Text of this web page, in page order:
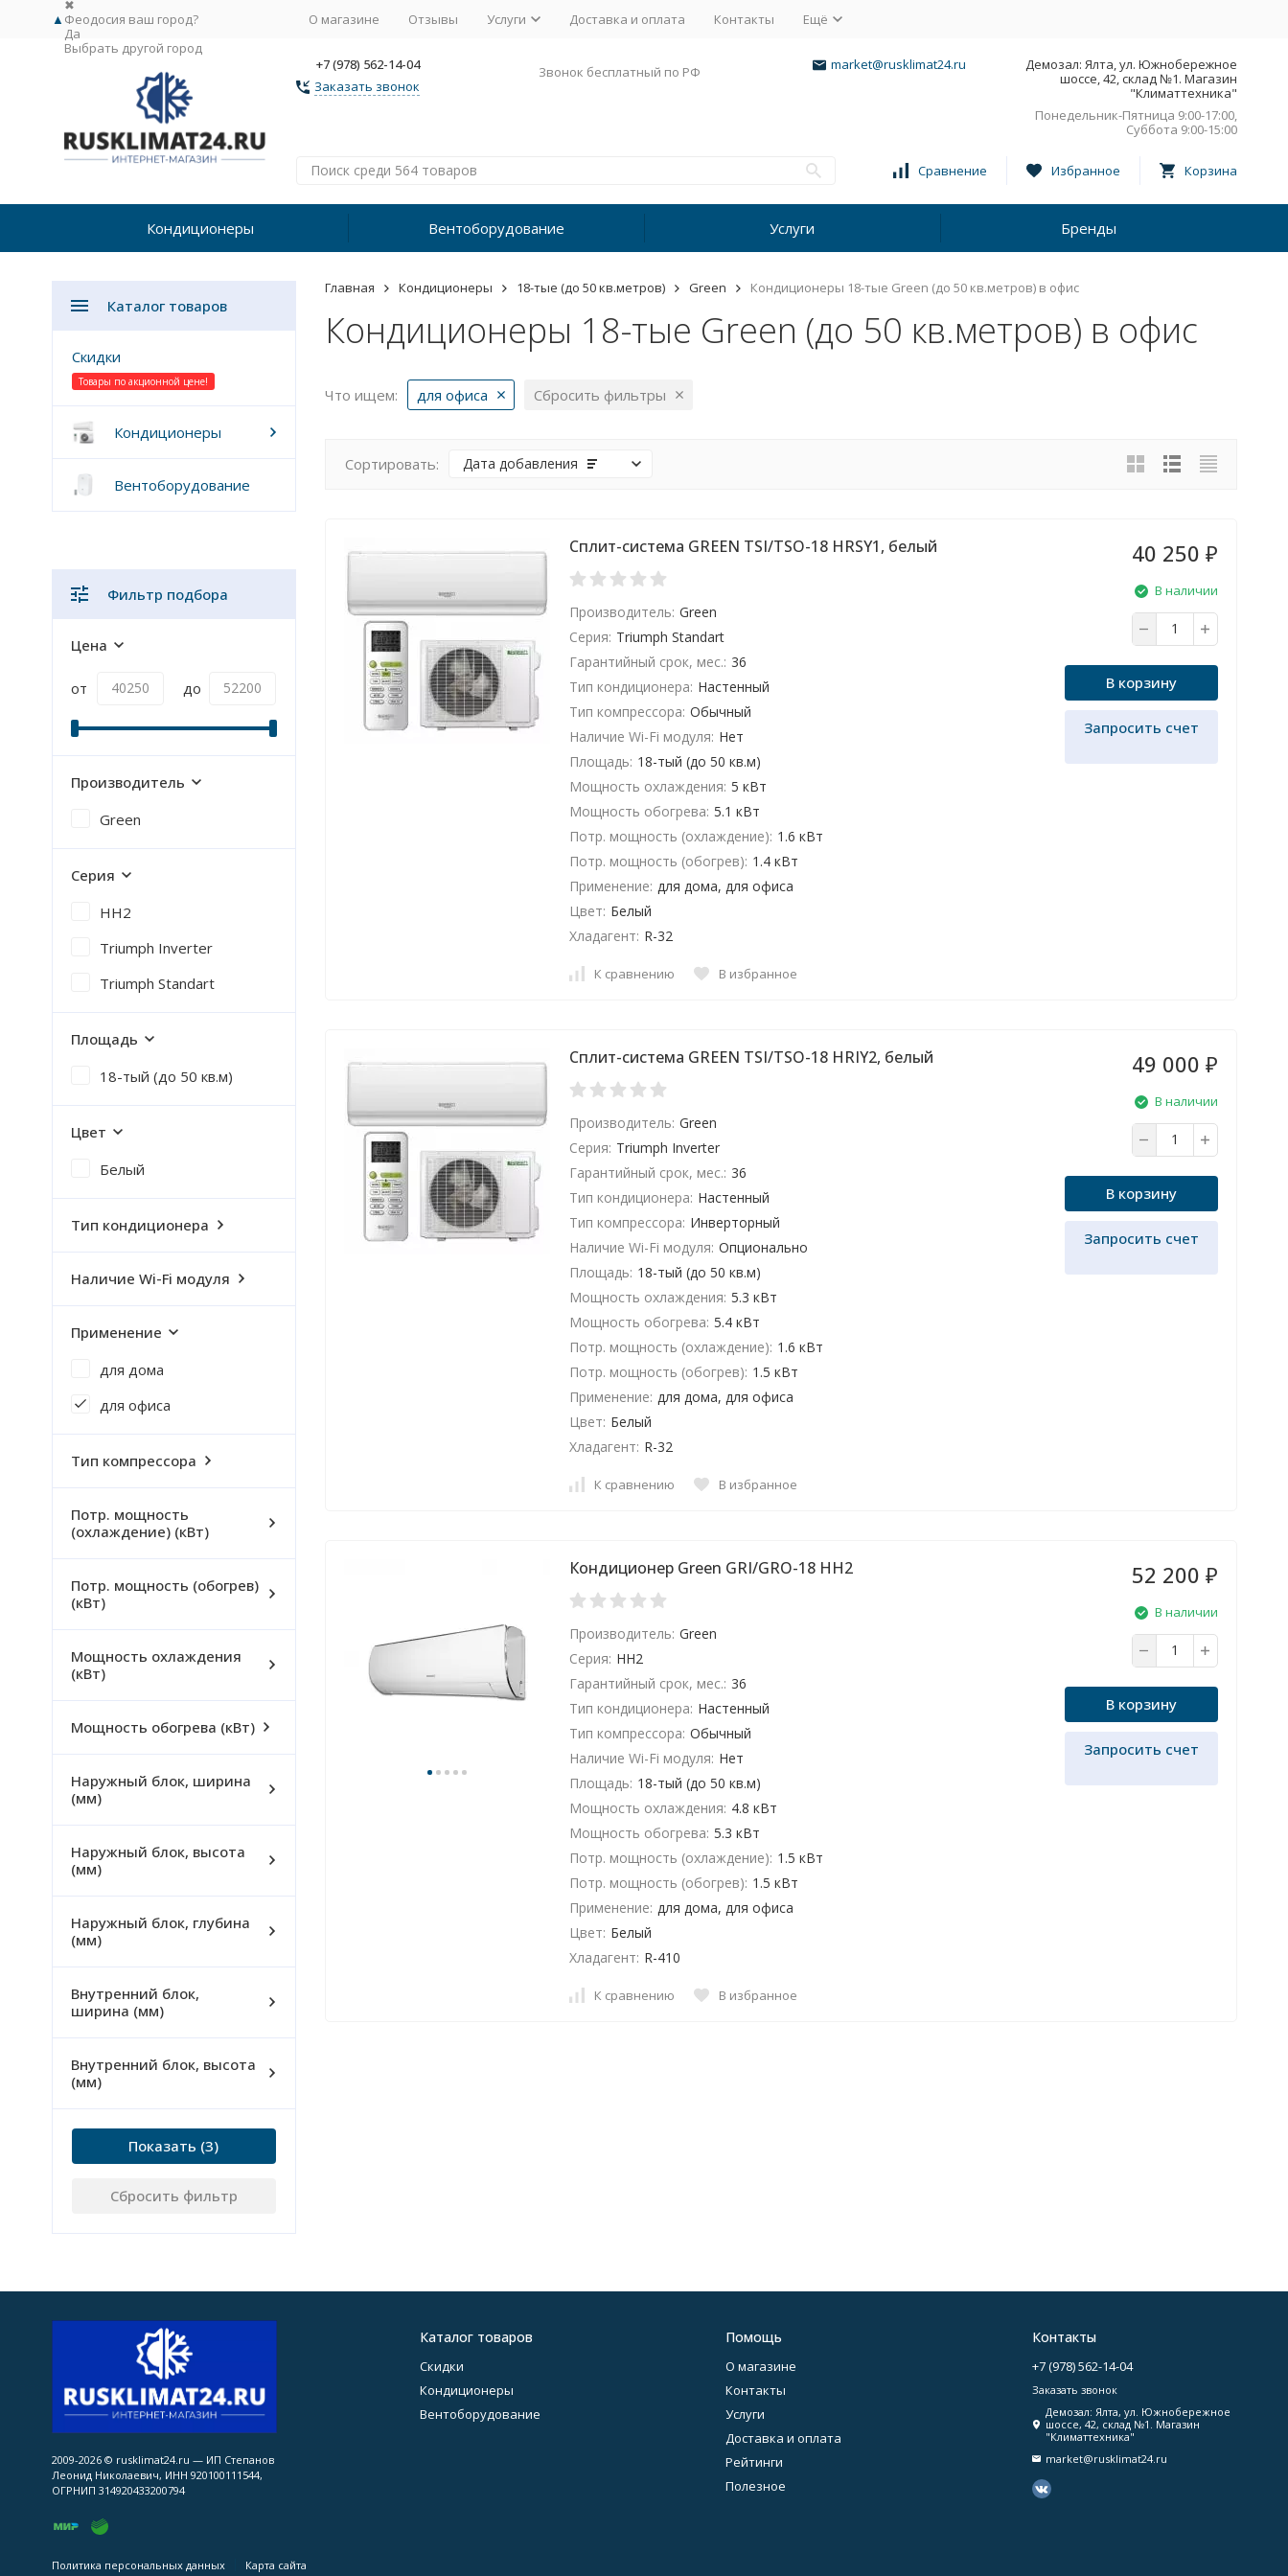
▲
✖
Феодосия ваш город?
Да
Выбрать другой город
О магазине Отзывы Услуги Доставка и оплата Контакты Ещё
+7 (978) 562-14-04
Заказать звонок
Звонок бесплатный по РФ market@rusklimat24.ru
Демозал: Ялта, ул. Южнобережное
шоссе, 42, склад №1. Магазин
"Климаттехника"
Понедельник-Пятница 9:00-17:00,
Суббота 9:00-15:00
Сравнение Избранное Корзина
Кондиционеры Вентоборудование Услуги Бренды
Главная Кондиционеры 18-тые (до 50 кв.метров) Green Кондиционеры 18-тые Green (до 50 кв.метров) в офис
Кондиционеры 18-тые Green (до 50 кв.метров) в офис
Что ищем: для офиса Сбросить фильтры
Сортировать: Дата добавления
Сплит-система GREEN TSI/TSO-18 HRSY1, белый
Производитель: Green
Серия: Triumph Standart
Гарантийный срок, мес.: 36
Тип кондиционера: Настенный
Тип компрессора: Обычный
Наличие Wi-Fi модуля: Нет
Площадь: 18-тый (до 50 кв.м)
Мощность охлаждения: 5 кВт
Мощность обогрева: 5.1 кВт
Потр. мощность (охлаждение): 1.6 кВт
Потр. мощность (обогрев): 1.4 кВт
Применение: для дома, для офиса
Цвет: Белый
Хладагент: R-32
К сравнению В избранное
40 250 ₽
В наличии
В корзину
Запросить счет
Сплит-система GREEN TSI/TSO-18 HRIY2, белый
Производитель: Green
Серия: Triumph Inverter
Гарантийный срок, мес.: 36
Тип кондиционера: Настенный
Тип компрессора: Инверторный
Наличие Wi-Fi модуля: Опционально
Площадь: 18-тый (до 50 кв.м)
Мощность охлаждения: 5.3 кВт
Мощность обогрева: 5.4 кВт
Потр. мощность (охлаждение): 1.6 кВт
Потр. мощность (обогрев): 1.5 кВт
Применение: для дома, для офиса
Цвет: Белый
Хладагент: R-32
К сравнению В избранное
49 000 ₽
В наличии
В корзину
Запросить счет
Кондиционер Green GRI/GRO-18 HH2
Производитель: Green
Серия: HH2
Гарантийный срок, мес.: 36
Тип кондиционера: Настенный
Тип компрессора: Обычный
Наличие Wi-Fi модуля: Нет
Площадь: 18-тый (до 50 кв.м)
Мощность охлаждения: 4.8 кВт
Мощность обогрева: 5.3 кВт
Потр. мощность (охлаждение): 1.5 кВт
Потр. мощность (обогрев): 1.5 кВт
Применение: для дома, для офиса
Цвет: Белый
Хладагент: R-410
К сравнению В избранное
52 200 ₽
В наличии
В корзину
Запросить счет
Каталог товаров
Скидки
Товары по акционной цене!
Кондиционеры
Вентоборудование
Фильтр подбора
Цена
от до
Производитель
Green
Серия
HH2
Triumph Inverter
Triumph Standart
Площадь
18-тый (до 50 кв.м)
Цвет
Белый
Тип кондиционера
Наличие Wi-Fi модуля
Применение
для дома
для офиса
Тип компрессора
Потр. мощность
(охлаждение) (кВт)
Потр. мощность (обогрев)
(кВт)
Мощность охлаждения
(кВт)
Мощность обогрева (кВт)
Наружный блок, ширина
(мм)
Наружный блок, высота
(мм)
Наружный блок, глубина
(мм)
Внутренний блок,
ширина (мм)
Внутренний блок, высота
(мм)
Показать
Сбросить фильтр
2009-2026 © rusklimat24.ru — ИП Степанов
Леонид Николаевич, ИНН 920100111544,
ОГРНИП 314920433200794
Политика персональных данных Карта сайта
Каталог товаров
Скидки
Кондиционеры
Вентоборудование
Помощь
О магазине
Контакты
Услуги
Доставка и оплата
Рейтинги
Полезное
Контакты
+7 (978) 562-14-04
Заказать звонок
Демозал: Ялта, ул. Южнобережное
шоссе, 42, склад №1. Магазин
"Климаттехника"
market@rusklimat24.ru